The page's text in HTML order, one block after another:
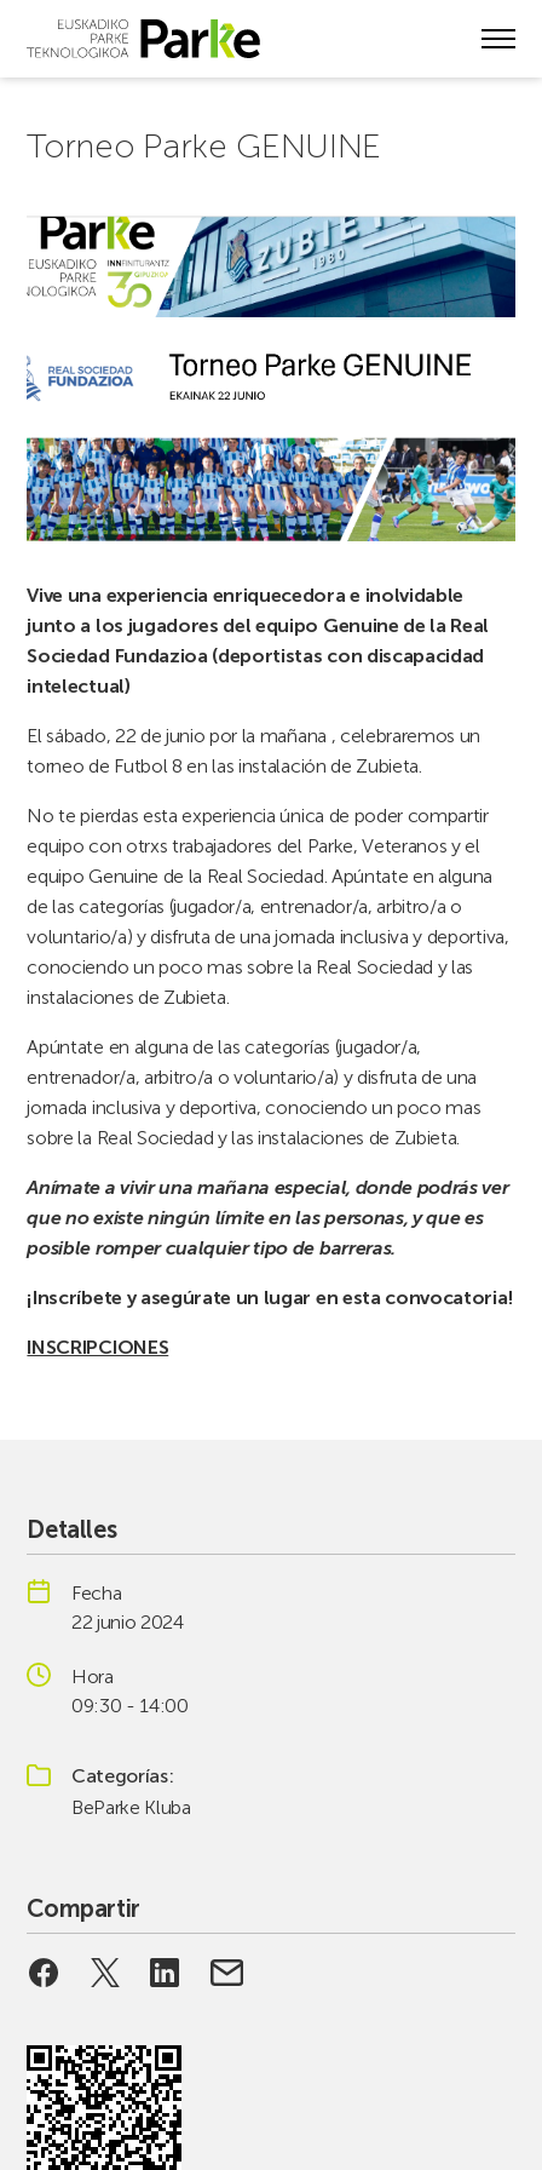
Torneo Parke GENUINE
Vive una experiencia enriquecedora e inolvidable
junto a los jugadores del equipo Genuine de la Real
Sociedad Fundazioa (deportistas con discapacidad
intelectual)
El sábado, 22 de junio por la mañana , celebraremos un
torneo de Futbol 8 en las instalación de Zubieta.
No te pierdas esta experiencia única de poder compartir
equipo con otrxs trabajadores del Parke, Veteranos y el
equipo Genuine de la Real Sociedad. Apúntate en alguna
de las categorías (jugador/a, entrenador/a, arbitro/a o
voluntario/a) y disfruta de una jornada inclusiva y deportiva,
conociendo un poco mas sobre la Real Sociedad y las
instalaciones de Zubieta.
Apúntate en alguna de las categorías (jugador/a,
entrenador/a, arbitro/a o voluntario/a) y disfruta de una
jornada inclusiva y deportiva, conociendo un poco mas
sobre la Real Sociedad y las instalaciones de Zubieta.
Anímate a vivir una mañana especial, donde podrás ver
que no existe ningún límite en las personas, y que es
posible romper cualquier tipo de barreras.
¡Inscríbete y asegúrate un lugar en esta convocatoria!
INSCRIPCIONES
Detalles
Fecha
22 junio 2024
Hora
09:30 - 14:00
Categorías
BeParke Kluba
Compartir